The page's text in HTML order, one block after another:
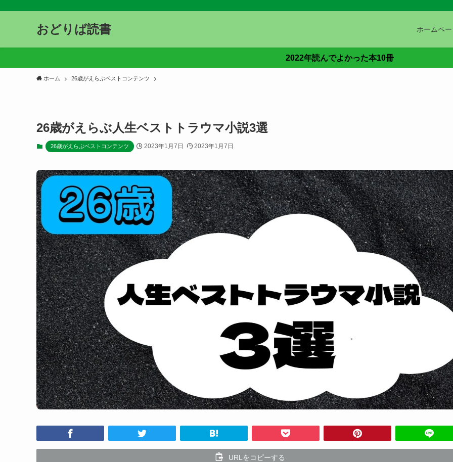
おどりば読書 ホームペ
2022年読んでよかった本10冊
ホーム 26歳がえらぶベストコンテンツ
26歳がえらぶ人生ベストトラウマ小説3選
26歳がえらぶベストコンテンツ 2023年1月7日 2023年1月7日
URLをコピーする